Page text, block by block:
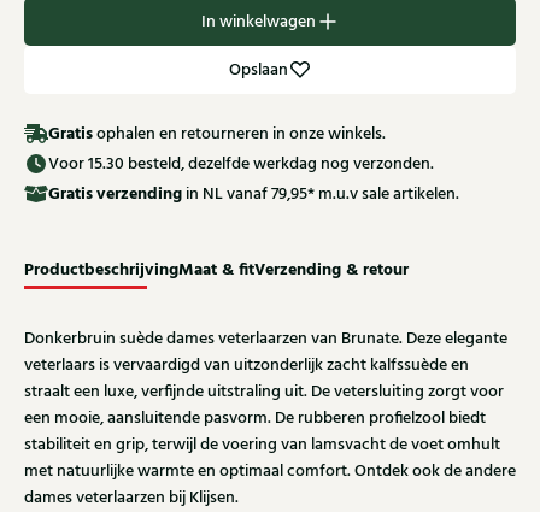
In winkelwagen
Opslaan
Gratisophalen en retourneren in onze winkels.
Voor 15.30 besteld, dezelfde werkdag nog verzonden.
Gratisverzending in NL vanaf 79,95* m.u.v sale artikelen.
ProductbeschrijvingMaat & fitVerzending & retour
Donkerbruin suède dames veterlaarzen van Brunate. Deze elegante
veterlaars is vervaardigd van uitzonderlijk zacht kalfssuède en
straalt een luxe, verfijnde uitstraling uit. De vetersluiting zorgt voor
een mooie, aansluitende pasvorm. De rubberen profielzool biedt
stabiliteit en grip, terwijl de voering van lamsvacht de voet omhult
met natuurlijke warmte en optimaal comfort. Ontdek ook de andere
dames veterlaarzen bij Klijsen.